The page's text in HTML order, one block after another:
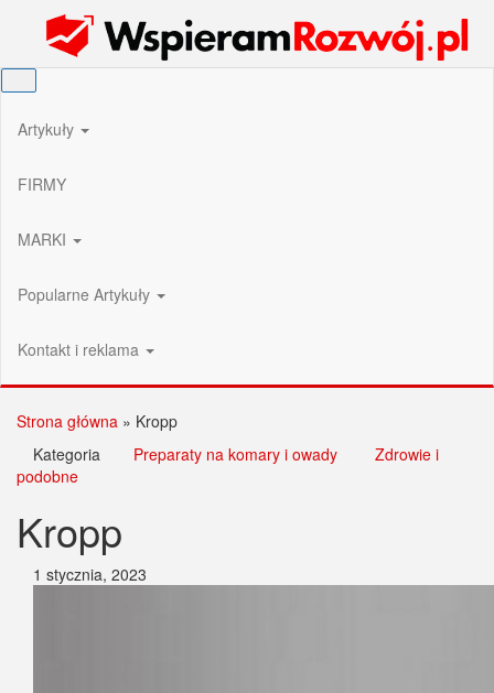
Wspieram Rozwój PL
Artykuły
FIRMY
MARKI
Popularne Artykuły
Kontakt i reklama
Strona główna » Kropp
Kategoria
Preparaty na komary i owady
Zdrowie i
podobne
Kropp
1 stycznia, 2023